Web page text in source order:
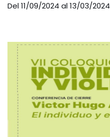
Del 11/09/2024 al 13/03/2024